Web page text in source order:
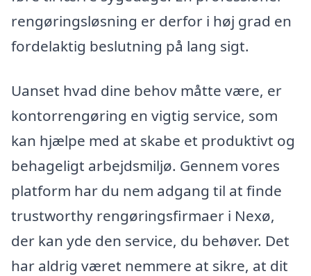
rengøringsløsning er derfor i høj grad en
fordelaktig beslutning på lang sigt.
Uanset hvad dine behov måtte være, er
kontorrengøring en vigtig service, som
kan hjælpe med at skabe et produktivt og
behageligt arbejdsmiljø. Gennem vores
platform har du nem adgang til at finde
trustworthy rengøringsfirmaer i Nexø,
der kan yde den service, du behøver. Det
har aldrig været nemmere at sikre, at dit